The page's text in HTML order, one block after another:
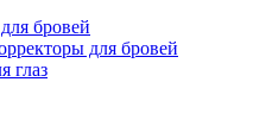
бровей
для бровей
глаз